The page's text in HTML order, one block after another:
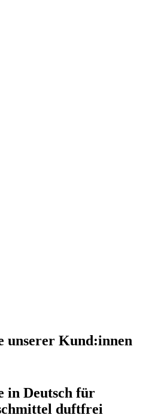
unserer Kund:innen
in Deutsch für
duftfrei